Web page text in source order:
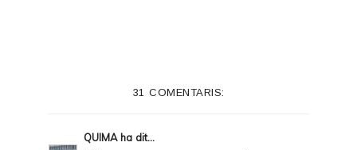
31 COMENTARIS:
QUIMAha dit...